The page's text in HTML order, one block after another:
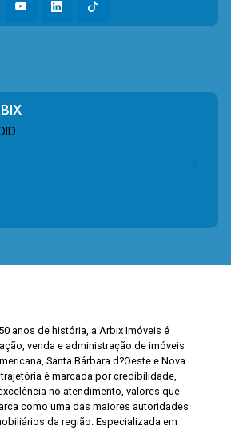
anos de história, a Arbix Imóveis é
venda e administração de imóveis
Santa Bárbara d?Oeste e Nova
é marcada por credibilidade,
no atendimento, valores que
como uma das maiores autoridades
da região. Especializada em